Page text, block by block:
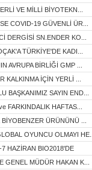
VE MİLLİ BİYOTEKN...
COVID-19 GÜVENLİ ÜR...
DERGİSİ SN.ENDER KO...
TÜRKİYE'DE KADI...
AVRUPA BİRLİĞİ GMP ...
KALKINMA İÇİN YERLİ ...
BAŞKANIMIZ SAYIN END...
FARKINDALIK HAFTAS...
ÜRÜNÜNÜ ...
OYUNCU OLMAYI HE...
7 HAZİRAN BIO2018'DE
GENEL MÜDÜR HAKAN K...